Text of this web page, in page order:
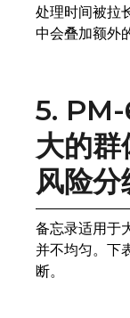
处理时间被拉
中会叠加额外
5.
大的
风险分
备忘录适用于
并不均匀。下
断。